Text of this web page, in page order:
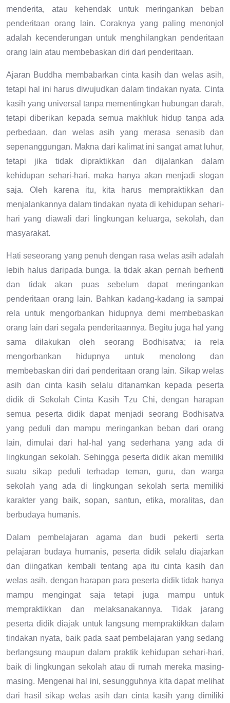
menderita, atau kehendak untuk meringankan beban
penderitaan orang lain. Coraknya yang paling menonjol
adalah kecenderungan untuk menghilangkan penderitaan
orang lain atau membebaskan diri dari penderitaan.
Ajaran Buddha membabarkan cinta kasih dan welas asih,
tetapi hal ini harus diwujudkan dalam tindakan nyata. Cinta
kasih yang universal tanpa mementingkan hubungan darah,
tetapi diberikan kepada semua makhluk hidup tanpa ada
perbedaan, dan welas asih yang merasa senasib dan
sepenanggungan. Makna dari kalimat ini sangat amat luhur,
tetapi jika tidak dipraktikkan dan dijalankan dalam
kehidupan sehari-hari, maka hanya akan menjadi slogan
saja. Oleh karena itu, kita harus mempraktikkan dan
menjalankannya dalam tindakan nyata di kehidupan sehari-
hari yang diawali dari lingkungan keluarga, sekolah, dan
masyarakat.
Hati seseorang yang penuh dengan rasa welas asih adalah
lebih halus daripada bunga. Ia tidak akan pernah berhenti
dan tidak akan puas sebelum dapat meringankan
penderitaan orang lain. Bahkan kadang-kadang ia sampai
rela untuk mengorbankan hidupnya demi membebaskan
orang lain dari segala penderitaannya. Begitu juga hal yang
sama dilakukan oleh seorang Bodhisatva; ia rela
mengorbankan hidupnya untuk menolong dan
membebaskan diri dari penderitaan orang lain. Sikap welas
asih dan cinta kasih selalu ditanamkan kepada peserta
didik di Sekolah Cinta Kasih Tzu Chi, dengan harapan
semua peserta didik dapat menjadi seorang Bodhisatva
yang peduli dan mampu meringankan beban dari orang
lain, dimulai dari hal-hal yang sederhana yang ada di
lingkungan sekolah. Sehingga peserta didik akan memiliki
suatu sikap peduli terhadap teman, guru, dan warga
sekolah yang ada di lingkungan sekolah serta memiliki
karakter yang baik, sopan, santun, etika, moralitas, dan
berbudaya humanis.
Dalam pembelajaran agama dan budi pekerti serta
pelajaran budaya humanis, peserta didik selalu diajarkan
dan diingatkan kembali tentang apa itu cinta kasih dan
welas asih, dengan harapan para peserta didik tidak hanya
mampu mengingat saja tetapi juga mampu untuk
mempraktikkan dan melaksanakannya. Tidak jarang
peserta didik diajak untuk langsung mempraktikkan dalam
tindakan nyata, baik pada saat pembelajaran yang sedang
berlangsung maupun dalam praktik kehidupan sehari-hari,
baik di lingkungan sekolah atau di rumah mereka masing-
masing. Mengenai hal ini, sesungguhnya kita dapat melihat
dari hasil sikap welas asih dan cinta kasih yang dimiliki